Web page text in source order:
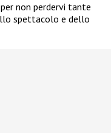
non perdervi tante
spettacolo e dello